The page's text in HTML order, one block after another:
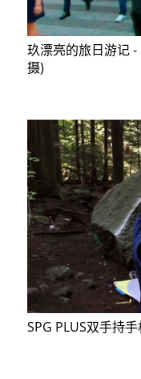
玖漂亮的旅日游记
摄)
SPG PLUS双手持